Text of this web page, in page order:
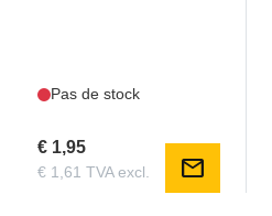
Pas de stock
€ 1,95
€ 1,61 TVA excl. mail